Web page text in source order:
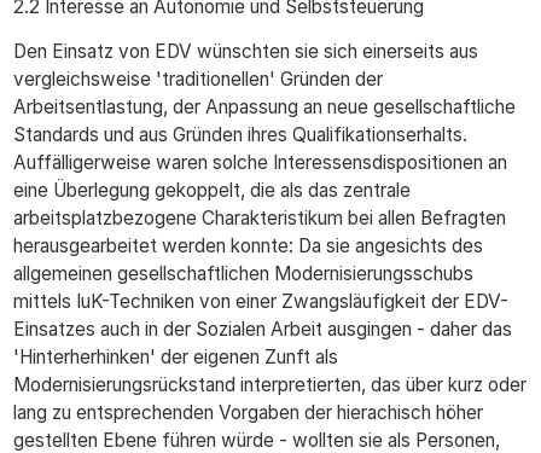
2.2 Interesse an Autonomie und Selbststeuerung
Den Einsatz von EDV wünschten sie sich einerseits aus
vergleichsweise 'traditionellen' Gründen der
Arbeitsentlastung, der Anpassung an neue gesellschaftliche
Standards und aus Gründen ihres Qualifikationserhalts.
Auffälligerweise waren solche Interessensdispositionen an
eine Überlegung gekoppelt, die als das zentrale
arbeitsplatzbezogene Charakteristikum bei allen Befragten
herausgearbeitet werden konnte: Da sie angesichts des
allgemeinen gesellschaftlichen Modernisierungsschubs
mittels IuK-Techniken von einer Zwangsläufigkeit der EDV-
Einsatzes auch in der Sozialen Arbeit ausgingen - daher das
'Hinterherhinken' der eigenen Zunft als
Modernisierungsrückstand interpretierten, das über kurz oder
lang zu entsprechenden Vorgaben der hierachisch höher
gestellten Ebene führen würde - wollten sie als Personen,